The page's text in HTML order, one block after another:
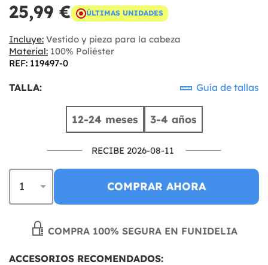
25,99 € ÚLTIMAS UNIDADES
Incluye: Vestido y pieza para la cabeza
Material: 100% Poliéster
REF: 119497-0
TALLA: Guía de tallas
12-24 meses 3-4 años
RECIBE 2026-08-11
COMPRAR AHORA
COMPRA 100% SEGURA EN FUNIDELIA
ACCESORIOS RECOMENDADOS: